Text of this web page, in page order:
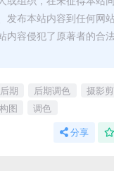
发布本站内容到任何网
内容侵犯了原著者的合
后期 后期调色 摄影
图 调色
分享